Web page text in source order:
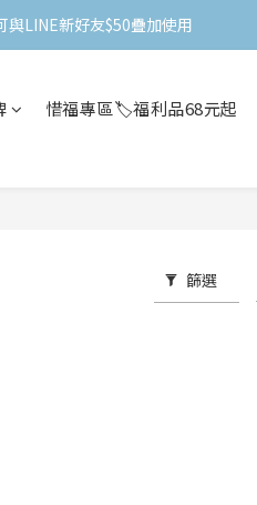
與LINE新好友$50疊加使用
與LINE新好友$50疊加使用
折價券 >
惜福專區🏷️福利品68元起
篩選